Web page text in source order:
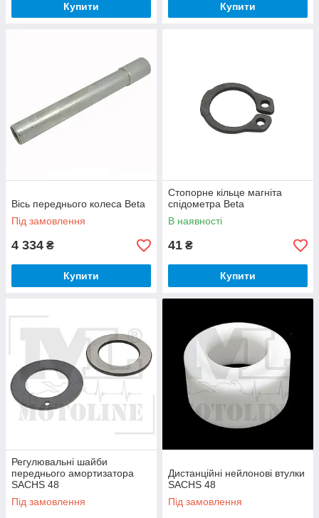
Купити Купити
Вісь переднього колеса Beta
Під замовлення
4 334 ₴
Купити
Стопорне кільце магніта
спідометра Beta
В наявності
41 ₴
Купити
Регулювальні шайби
переднього амортизатора
SACHS 48
Під замовлення
Дистанційні нейлонові втулки
SACHS 48
Під замовлення